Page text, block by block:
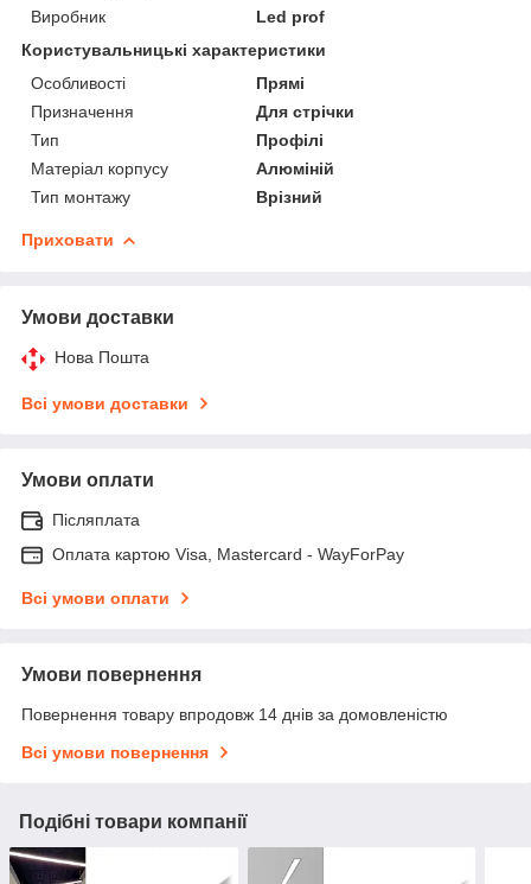
Виробник
Led prof
Користувальницькі характеристики
Особливості
Прямі
Призначення
Для стрічки
Тип
Профілі
Матеріал корпусу
Алюміній
Тип монтажу
Врізний
Приховати
Умови доставки
Нова Пошта
Всі умови доставки
Умови оплати
Післяплата
Оплата картою Visa, Mastercard - WayForPay
Всі умови оплати
Умови повернення
Повернення товару впродовж 14 днів за домовленістю
Всі умови повернення
Подібні товари компанії